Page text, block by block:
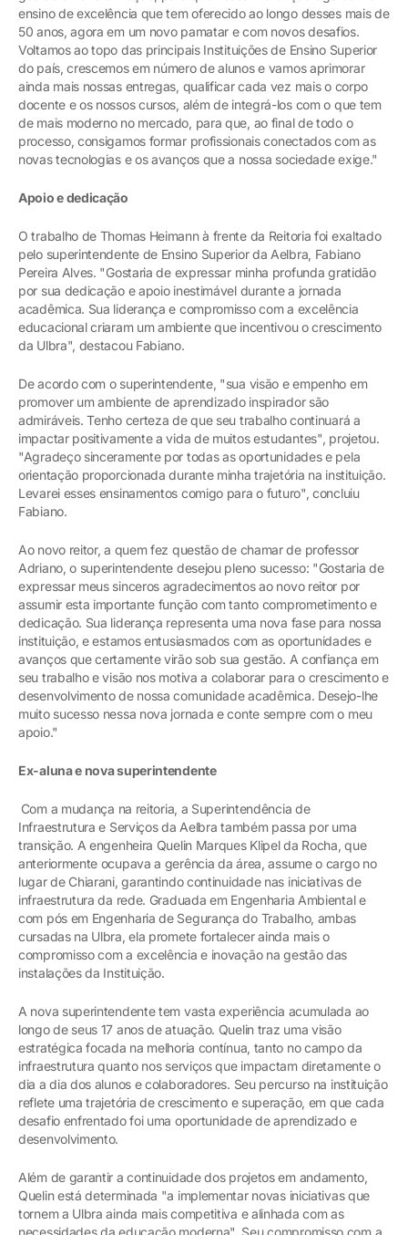
ensino de excelência que tem oferecido ao longo desses mais de
50 anos, agora em um novo pamatar e com novos desafios.
Voltamos ao topo das principais Instituições de Ensino Superior
do país, crescemos em número de alunos e vamos aprimorar
ainda mais nossas entregas, qualificar cada vez mais o corpo
docente e os nossos cursos, além de integrá-los com o que tem
de mais moderno no mercado, para que, ao final de todo o
processo, consigamos formar profissionais conectados com as
novas tecnologias e os avanços que a nossa sociedade exige."
Apoio e dedicação
O trabalho de Thomas Heimann à frente da Reitoria foi exaltado
pelo superintendente de Ensino Superior da Aelbra, Fabiano
Pereira Alves. "Gostaria de expressar minha profunda gratidão
por sua dedicação e apoio inestimável durante a jornada
acadêmica. Sua liderança e compromisso com a excelência
educacional criaram um ambiente que incentivou o crescimento
da Ulbra", destacou Fabiano.
De acordo com o superintendente, "sua visão e empenho em
promover um ambiente de aprendizado inspirador são
admiráveis. Tenho certeza de que seu trabalho continuará a
impactar positivamente a vida de muitos estudantes", projetou.
"Agradeço sinceramente por todas as oportunidades e pela
orientação proporcionada durante minha trajetória na instituição.
Levarei esses ensinamentos comigo para o futuro", concluiu
Fabiano.
Ao novo reitor, a quem fez questão de chamar de professor
Adriano, o superintendente desejou pleno sucesso: "Gostaria de
expressar meus sinceros agradecimentos ao novo reitor por
assumir esta importante função com tanto comprometimento e
dedicação. Sua liderança representa uma nova fase para nossa
instituição, e estamos entusiasmados com as oportunidades e
avanços que certamente virão sob sua gestão. A confiança em
seu trabalho e visão nos motiva a colaborar para o crescimento e
desenvolvimento de nossa comunidade acadêmica. Desejo-lhe
muito sucesso nessa nova jornada e conte sempre com o meu
apoio."
Ex-aluna e nova superintendente
Com a mudança na reitoria, a Superintendência de
Infraestrutura e Serviços da Aelbra também passa por uma
transição. A engenheira Quelin Marques Klipel da Rocha, que
anteriormente ocupava a gerência da área, assume o cargo no
lugar de Chiarani, garantindo continuidade nas iniciativas de
infraestrutura da rede. Graduada em Engenharia Ambiental e
com pós em Engenharia de Segurança do Trabalho, ambas
cursadas na Ulbra, ela promete fortalecer ainda mais o
compromisso com a excelência e inovação na gestão das
instalações da Instituição.
A nova superintendente tem vasta experiência acumulada ao
longo de seus 17 anos de atuação. Quelin traz uma visão
estratégica focada na melhoria contínua, tanto no campo da
infraestrutura quanto nos serviços que impactam diretamente o
dia a dia dos alunos e colaboradores. Seu percurso na instituição
reflete uma trajetória de crescimento e superação, em que cada
desafio enfrentado foi uma oportunidade de aprendizado e
desenvolvimento.
Além de garantir a continuidade dos projetos em andamento,
Quelin está determinada "a implementar novas iniciativas que
tornem a Ulbra ainda mais competitiva e alinhada com as